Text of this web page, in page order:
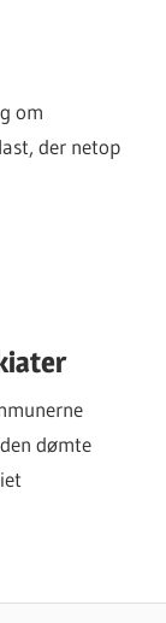
om
der netop
dømte